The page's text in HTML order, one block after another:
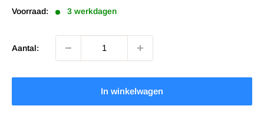
Voorraad: 3 werkdagen
Aantal:
In winkelwagen